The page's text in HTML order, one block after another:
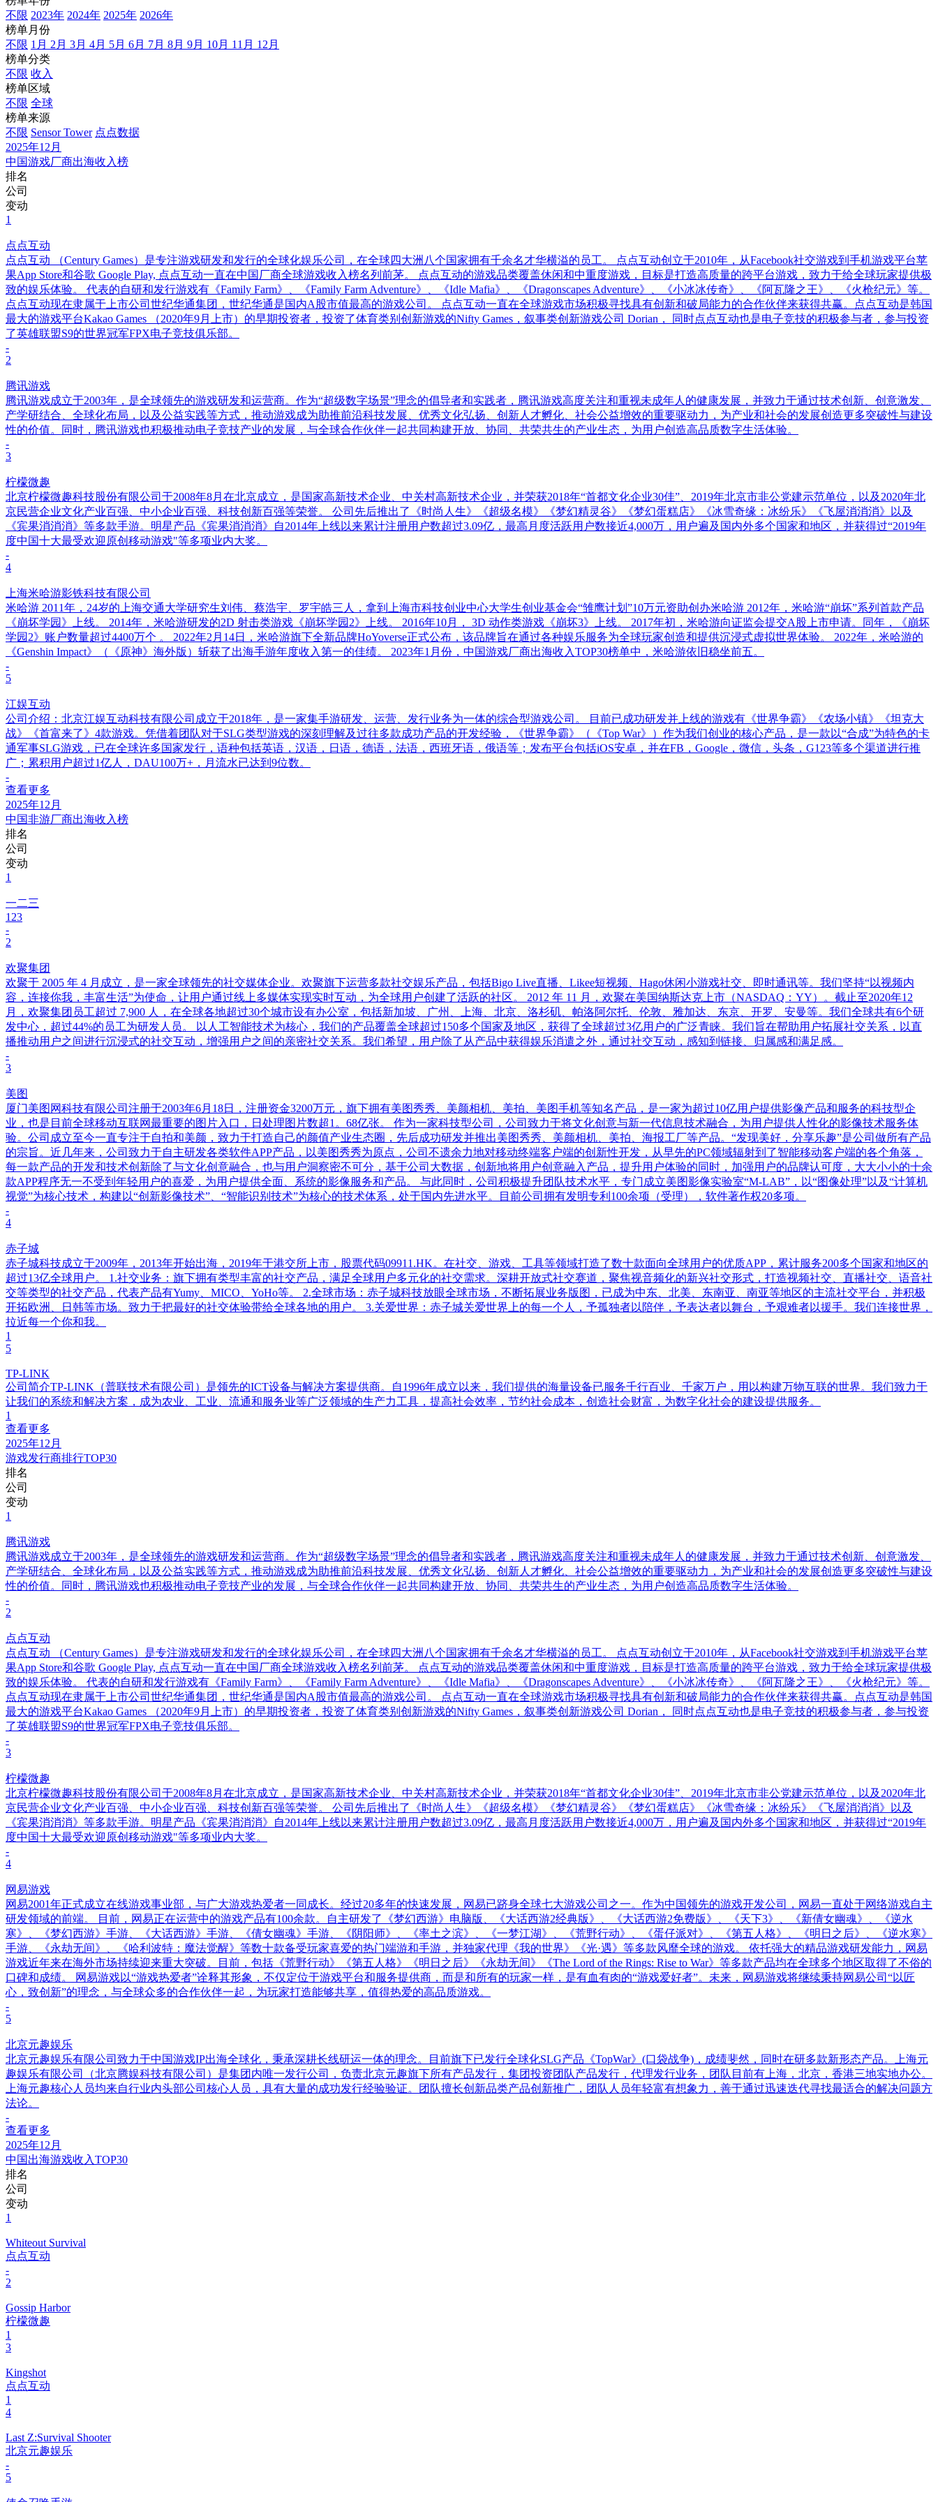
不限 2023年 2024年 2025年 2026年
榜单月份
不限 1月 2月 3月 4月 5月 6月 7月 8月 9月 10月 11月 12月
榜单分类
不限 收入
榜单区域
不限 全球
榜单来源
不限 Sensor Tower 点点数据
2025年12月
中国游戏厂商出海收入榜
排名
公司
变动
1
点点互动
点点互动 （Century Games）是专注游戏研发和发行的全球化娱乐公司，在全球四大洲八个国家拥有千余名才华横溢的员工。 点点互动创立于2010年，从Facebook社交游戏到手机游戏平台苹
果App Store和谷歌 Google Play, 点点互动一直在中国厂商全球游戏收入榜名列前茅。 点点互动的游戏品类覆盖休闲和中重度游戏，目标是打造高质量的跨平台游戏，致力于给全球玩家提供极
致的娱乐体验。 代表的自研和发行游戏有《Family Farm》、《Family Farm Adventure》、《Idle Mafia》、《Dragonscapes Adventure》、《小冰冰传奇》、《阿瓦隆之王》、《火枪纪元》等。
点点互动现在隶属于上市公司世纪华通集团，世纪华通是国内A股市值最高的游戏公司。 点点互动一直在全球游戏市场积极寻找具有创新和破局能力的合作伙伴来获得共赢。点点互动是韩国
最大的游戏平台Kakao Games （2020年9月上市）的早期投资者，投资了体育类别创新游戏的Nifty Games，叙事类创新游戏公司 Dorian， 同时点点互动也是电子竞技的积极参与者，参与投资
了英雄联盟S9的世界冠军FPX电子竞技俱乐部。
-
2
腾讯游戏
腾讯游戏成立于2003年，是全球领先的游戏研发和运营商。作为“超级数字场景”理念的倡导者和实践者，腾讯游戏高度关注和重视未成年人的健康发展，并致力于通过技术创新、创意激发、
产学研结合、全球化布局，以及公益实践等方式，推动游戏成为助推前沿科技发展、优秀文化弘扬、创新人才孵化、社会公益增效的重要驱动力，为产业和社会的发展创造更多突破性与建设
性的价值。同时，腾讯游戏也积极推动电子竞技产业的发展，与全球合作伙伴一起共同构建开放、协同、共荣共生的产业生态，为用户创造高品质数字生活体验。
-
3
柠檬微趣
北京柠檬微趣科技股份有限公司于2008年8月在北京成立，是国家高新技术企业、中关村高新技术企业，并荣获2018年“首都文化企业30佳”、2019年北京市非公党建示范单位，以及2020年北
京民营企业文化产业百强、中小企业百强、科技创新百强等荣誉。 公司先后推出了《时尚人生》《超级名模》《梦幻精灵谷》《梦幻蛋糕店》《冰雪奇缘：冰纷乐》《飞屋消消消》以及
《宾果消消消》等多款手游。明星产品《宾果消消消》自2014年上线以来累计注册用户数超过3.09亿，最高月度活跃用户数接近4,000万，用户遍及国内外多个国家和地区，并获得过“2019年
度中国十大最受欢迎原创移动游戏"等多项业内大奖。
-
4
上海米哈游影铁科技有限公司
米哈游 2011年，24岁的上海交通大学研究生刘伟、蔡浩宇、罗宇皓三人，拿到上海市科技创业中心大学生创业基金会“雏鹰计划”10万元资助创办米哈游 2012年，米哈游“崩坏”系列首款产品
《崩坏学园》上线。 2014年，米哈游研发的2D 射击类游戏《崩坏学园2》上线。 2016年10月， 3D 动作类游戏《崩坏3》上线。 2017年初，米哈游向证监会提交A股上市申请。同年，《崩坏
学园2》账户数量超过4400万个 。 2022年2月14日，米哈游旗下全新品牌HoYoverse正式公布，该品牌旨在通过各种娱乐服务为全球玩家创造和提供沉浸式虚拟世界体验。 2022年，米哈游的
《Genshin Impact》（《原神》海外版）斩获了出海手游年度收入第一的佳绩。 2023年1月份，中国游戏厂商出海收入TOP30榜单中，米哈游依旧稳坐前五。
-
5
江娱互动
公司介绍：北京江娱互动科技有限公司成立于2018年，是一家集手游研发、运营、发行业务为一体的综合型游戏公司。 目前已成功研发并上线的游戏有《世界争霸》《农场小镇》《坦克大
战》《首富来了》4款游戏。凭借着团队对于SLG类型游戏的深刻理解及过往多款成功产品的开发经验，《世界争霸》（《Top War》）作为我们创业的核心产品，是一款以“合成”为特色的卡
通军事SLG游戏，已在全球许多国家发行，语种包括英语，汉语，日语，德语，法语，西班牙语，俄语等；发布平台包括iOS安卓，并在FB，Google，微信，头条，G123等多个渠道进行推
广；累积用户超过1亿人，DAU100万+，月流水已达到9位数。
-
查看更多
2025年12月
中国非游厂商出海收入榜
排名
公司
变动
1
一二三
123
-
2
欢聚集团
欢聚于 2005 年 4 月成立，是一家全球领先的社交媒体企业。欢聚旗下运营多款社交娱乐产品，包括Bigo Live直播、Likee短视频、Hago休闲小游戏社交、即时通讯等。我们坚持“以视频内
容，连接你我，丰富生活”为使命，让用户通过线上多媒体实现实时互动，为全球用户创建了活跃的社区。 2012 年 11 月，欢聚在美国纳斯达克上市（NASDAQ：YY）。截止至2020年12
月，欢聚集团员工超过 7,900 人，在全球各地超过30个城市设有办公室，包括新加坡、广州、上海、北京、洛杉矶、帕洛阿尔托、伦敦、雅加达、东京、开罗、安曼等。我们全球共有6个研
发中心，超过44%的员工为研发人员。 以人工智能技术为核心，我们的产品覆盖全球超过150多个国家及地区，获得了全球超过3亿用户的广泛青睐。我们旨在帮助用户拓展社交关系，以直
播推动用户之间进行沉浸式的社交互动，增强用户之间的亲密社交关系。我们希望，用户除了从产品中获得娱乐消遣之外，通过社交互动，感知到链接、归属感和满足感。
-
3
美图
厦门美图网科技有限公司注册于2003年6月18日，注册资金3200万元，旗下拥有美图秀秀、美颜相机、美拍、美图手机等知名产品，是一家为超过10亿用户提供影像产品和服务的科技型企
业，也是目前全球移动互联网最重要的图片入口，日处理图片数超1。68亿张。 作为一家科技型公司，公司致力于将文化创意与新一代信息技术融合，为用户提供人性化的影像技术服务体
验。公司成立至今一直专注于自拍和美颜，致力于打造自己的颜值产业生态圈，先后成功研发并推出美图秀秀、美颜相机、美拍、海报工厂等产品。“发现美好，分享乐趣”是公司做所有产品
的宗旨。近几年来，公司致力于自主研发各类软件APP产品，以美图秀秀为原点，公司不遗余力地对移动终端客户端的创新性开发，从早先的PC领域辐射到了智能移动客户端的各个角落，
每一款产品的开发和技术创新除了与文化创意融合，也与用户洞察密不可分，基于公司大数据，创新地将用户创意融入产品，提升用户体验的同时，加强用户的品牌认可度，大大小小的十余
款APP程序无一不受到年轻用户的喜爱，为用户提供全面、系统的影像服务和产品。 与此同时，公司积极提升团队技术水平，专门成立美图影像实验室“M-LAB”，以“图像处理”以及“计算机
视觉”为核心技术，构建以“创新影像技术”、“智能识别技术”为核心的技术体系，处于国内先进水平。目前公司拥有发明专利100余项（受理），软件著作权20多项。
-
4
赤子城
赤子城科技成立于2009年，2013年开始出海，2019年于港交所上市，股票代码09911.HK。在社交、游戏、工具等领域打造了数十款面向全球用户的优质APP，累计服务200多个国家和地区的
超过13亿全球用户。 1.社交业务：旗下拥有类型丰富的社交产品，满足全球用户多元化的社交需求。深耕开放式社交赛道，聚焦视音频化的新兴社交形式，打造视频社交、直播社交、语音社
交等类型的社交产品，代表产品有Yumy、MICO、YoHo等。 2.全球市场：赤子城科技放眼全球市场，不断拓展业务版图，已成为中东、北美、东南亚、南亚等地区的主流社交平台，并积极
开拓欧洲、日韩等市场。致力于把最好的社交体验带给全球各地的用户。 3.关爱世界：赤子城关爱世界上的每一个人，予孤独者以陪伴，予表达者以舞台，予艰难者以援手。我们连接世界，
拉近每一个你和我。
1
5
TP-LINK
公司简介TP-LINK（普联技术有限公司）是领先的ICT设备与解决方案提供商。自1996年成立以来，我们提供的海量设备已服务千行百业、千家万户，用以构建万物互联的世界。我们致力于
让我们的系统和解决方案，成为农业、工业、流通和服务业等广泛领域的生产力工具，提高社会效率，节约社会成本，创造社会财富，为数字化社会的建设提供服务。
1
查看更多
2025年12月
游戏发行商排行TOP30
排名
公司
变动
1
腾讯游戏
腾讯游戏成立于2003年，是全球领先的游戏研发和运营商。作为“超级数字场景”理念的倡导者和实践者，腾讯游戏高度关注和重视未成年人的健康发展，并致力于通过技术创新、创意激发、
产学研结合、全球化布局，以及公益实践等方式，推动游戏成为助推前沿科技发展、优秀文化弘扬、创新人才孵化、社会公益增效的重要驱动力，为产业和社会的发展创造更多突破性与建设
性的价值。同时，腾讯游戏也积极推动电子竞技产业的发展，与全球合作伙伴一起共同构建开放、协同、共荣共生的产业生态，为用户创造高品质数字生活体验。
-
2
点点互动
点点互动 （Century Games）是专注游戏研发和发行的全球化娱乐公司，在全球四大洲八个国家拥有千余名才华横溢的员工。 点点互动创立于2010年，从Facebook社交游戏到手机游戏平台苹
果App Store和谷歌 Google Play, 点点互动一直在中国厂商全球游戏收入榜名列前茅。 点点互动的游戏品类覆盖休闲和中重度游戏，目标是打造高质量的跨平台游戏，致力于给全球玩家提供极
致的娱乐体验。 代表的自研和发行游戏有《Family Farm》、《Family Farm Adventure》、《Idle Mafia》、《Dragonscapes Adventure》、《小冰冰传奇》、《阿瓦隆之王》、《火枪纪元》等。
点点互动现在隶属于上市公司世纪华通集团，世纪华通是国内A股市值最高的游戏公司。 点点互动一直在全球游戏市场积极寻找具有创新和破局能力的合作伙伴来获得共赢。点点互动是韩国
最大的游戏平台Kakao Games （2020年9月上市）的早期投资者，投资了体育类别创新游戏的Nifty Games，叙事类创新游戏公司 Dorian， 同时点点互动也是电子竞技的积极参与者，参与投资
了英雄联盟S9的世界冠军FPX电子竞技俱乐部。
-
3
柠檬微趣
北京柠檬微趣科技股份有限公司于2008年8月在北京成立，是国家高新技术企业、中关村高新技术企业，并荣获2018年“首都文化企业30佳”、2019年北京市非公党建示范单位，以及2020年北
京民营企业文化产业百强、中小企业百强、科技创新百强等荣誉。 公司先后推出了《时尚人生》《超级名模》《梦幻精灵谷》《梦幻蛋糕店》《冰雪奇缘：冰纷乐》《飞屋消消消》以及
《宾果消消消》等多款手游。明星产品《宾果消消消》自2014年上线以来累计注册用户数超过3.09亿，最高月度活跃用户数接近4,000万，用户遍及国内外多个国家和地区，并获得过“2019年
度中国十大最受欢迎原创移动游戏"等多项业内大奖。
-
4
网易游戏
网易2001年正式成立在线游戏事业部，与广大游戏热爱者一同成长。经过20多年的快速发展，网易已跻身全球七大游戏公司之一。作为中国领先的游戏开发公司，网易一直处于网络游戏自主
研发领域的前端。 目前，网易正在运营中的游戏产品有100余款。自主研发了《梦幻西游》电脑版、《大话西游2经典版》、《大话西游2免费版》、《天下3》、《新倩女幽魂》、《逆水
寒》、《梦幻西游》手游、《大话西游》手游、《倩女幽魂》手游、《阴阳师》、《率土之滨》、《一梦江湖》、《荒野行动》、《蛋仔派对》、《第五人格》、《明日之后》、《逆水寒》
手游、《永劫无间》、《哈利波特：魔法觉醒》等数十款备受玩家喜爱的热门端游和手游，并独家代理《我的世界》《光·遇》等多款风靡全球的游戏。 依托强大的精品游戏研发能力，网易
游戏近年来在海外市场持续迎来重大突破。目前，包括《荒野行动》《第五人格》《明日之后》《永劫无间》《The Lord of the Rings: Rise to War》等多款产品均在全球多个地区取得了不俗的
口碑和成绩。 网易游戏以“游戏热爱者”诠释其形象，不仅定位于游戏平台和服务提供商，而是和所有的玩家一样，是有血有肉的“游戏爱好者”。未来，网易游戏将继续秉持网易公司“以匠
心，致创新”的理念，与全球众多的合作伙伴一起，为玩家打造能够共享，值得热爱的高品质游戏。
-
5
北京元趣娱乐
北京元趣娱乐有限公司致力于中国游戏IP出海全球化，秉承深耕长线研运一体的理念。目前旗下已发行全球化SLG产品《TopWar》(口袋战争)，成绩斐然，同时在研多款新形态产品。上海元
趣娱乐有限公司（北京腾娱科技有限公司）是集团内唯一发行公司，负责北京元趣旗下所有产品发行，集团投资团队产品发行，代理发行业务，团队目前有上海，北京，香港三地实地办公。
上海元趣核心人员均来自行业内头部公司核心人员，具有大量的成功发行经验验证。团队擅长创新品类产品创新推广，团队人员年轻富有想象力，善于通过迅速迭代寻找最适合的解决问题方
法论。
-
查看更多
2025年12月
中国出海游戏收入TOP30
排名
公司
变动
1
Whiteout Survival
点点互动
-
2
Gossip Harbor
柠檬微趣
1
3
Kingshot
点点互动
1
4
Last Z:Survival Shooter
北京元趣娱乐
-
5